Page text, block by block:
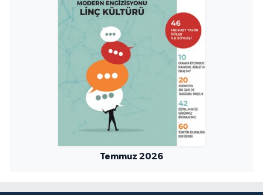
Temmuz 2026